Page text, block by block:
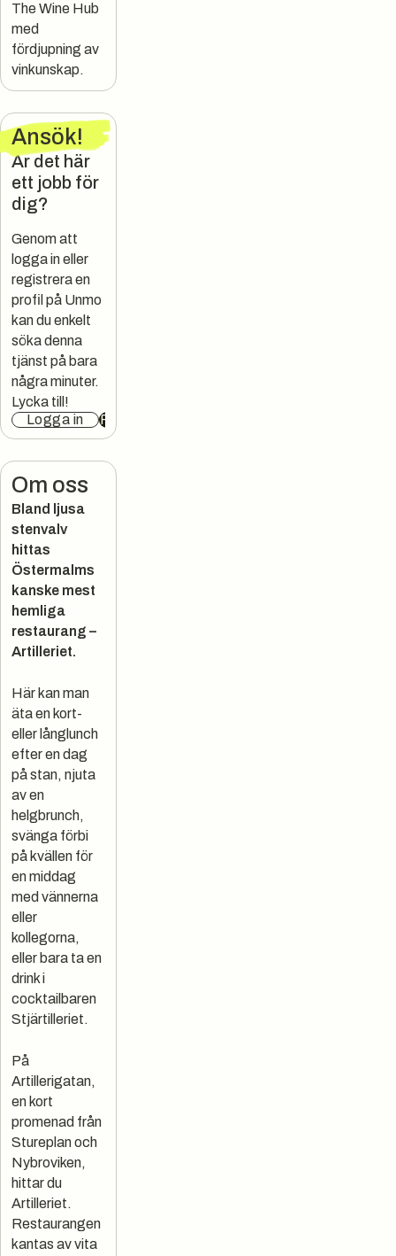
The Wine Hub
med
fördjupning av
vinkunskap.
Ansök!
Är det här
ett jobb för
dig?
Genom att
logga in eller
registrera en
profil på Unmo
kan du enkelt
söka denna
tjänst på bara
några minuter.
Lycka till!
Logga in
Registrera
Om oss
Bland ljusa
stenvalv
hittas
Östermalms
kanske mest
hemliga
restaurang –
Artilleriet.
Här kan man
äta en kort-
eller långlunch
efter en dag
på stan, njuta
av en
helgbrunch,
svänga förbi
på kvällen för
en middag
med vännerna
eller
kollegorna,
eller bara ta en
drink i
cocktailbaren
Stjärtilleriet.
På
Artillerigatan,
en kort
promenad från
Stureplan och
Nybroviken,
hittar du
Artilleriet.
Restaurangen
kantas av vita